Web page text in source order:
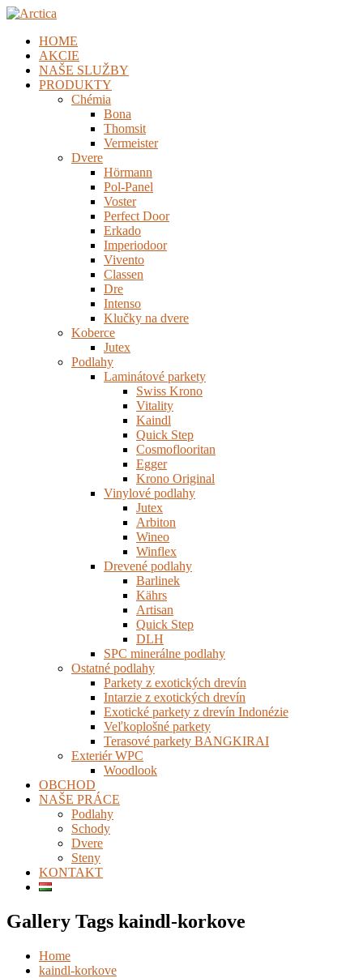
HOME
AKCIE
NAŠE SLUŽBY
PRODUKTY
Chémia
Bona
Thomsit
Vermeister
Dvere
Hörmann
Pol-Panel
Voster
Perfect Door
Erkado
Imperiodoor
Vivento
Classen
Dre
Intenso
Klučky na dvere
Koberce
Jutex
Podlahy
Laminátové parkety
Swiss Krono
Vitality
Kaindl
Quick Step
Cosmoflooritan
Egger
Krono Original
Vinylové podlahy
Jutex
Arbiton
Wineo
Winflex
Drevené podlahy
Barlinek
Kährs
Artisan
Quick Step
DLH
SPC minerálne podlahy
Ostatné podlahy
Parkety z exotických drevín
Intarzie z exotických drevín
Exotické parkety z drevín Indonézie
Veľkoplošné parkety
Terasové parkety BANGKIRAI
Exteriér WPC
Woodlook
OBCHOD
NAŠE PRÁCE
Podlahy
Schody
Dvere
Steny
KONTAKT
Gallery Tags kaindl-korkove
Home
kaindl-korkove